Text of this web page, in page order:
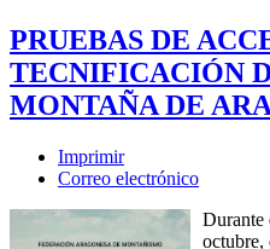
PRUEBAS DE
TECNIFICACIÓN
MONTAÑA DE
Imprimir
Correo electrónico
Durante